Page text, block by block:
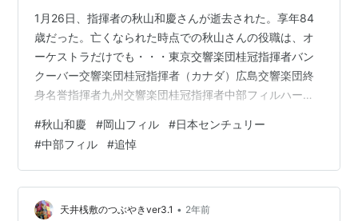
1月26日、指揮者の秋山和慶さんが逝去された。享年84
歳だった。亡くなられた時点での秋山さんの役職は、オ
ーケストラだけでも・・・東京交響楽団桂冠指揮者バン
クーバー交響楽団桂冠指揮者（カナダ）広島交響楽団終
身名誉指揮者九州交響楽団桂冠指揮者中部フィルハーモ
響楽団ミュージック・アドヴァイザー岡山フィルハーモ
ニック管弦楽団ミュージック・アドヴァイザー これほど
のポストを抱えていらっしゃった。桂冠指揮者や名誉指
揮者は、企業で言えば相談役や顧問のような色彩が強
く、過去の業績を称え、その識見を末永く提供してほし
#秋山和慶 #岡山フィル #日本センチュリー
#中部フィル #追悼
天井桟敷のつぶやきver3.1 • 2年前